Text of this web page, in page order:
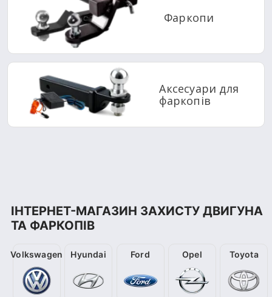
Фаркопи
Аксесуари для
фаркопів
ІНТЕРНЕТ-МАГАЗИН ЗАХИСТУ ДВИГУНА
ТА ФАРКОПІВ
Volkswagen Hyundai Ford Opel Toyota